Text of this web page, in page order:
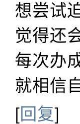
想尝试
觉得还
每次办
就相信
[回复]